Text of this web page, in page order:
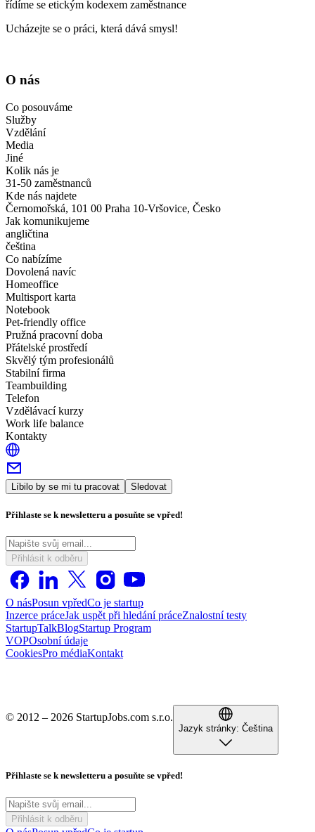
řídíme se etickým kodexem zaměstnance
Ucházejte se o práci, která dává smysl!
O nás
Co posouváme
Služby
Vzdělání
Media
Jiné
Kolik nás je
31-50 zaměstnanců
Kde nás najdete
Černomořská, 101 00 Praha 10-Vršovice, Česko
Jak komunikujeme
angličtina
čeština
Co nabízíme
Dovolená navíc
Homeoffice
Multisport karta
Notebook
Pet-friendly office
Pružná pracovní doba
Přátelské prostředí
Skvělý tým profesionálů
Stabilní firma
Teambuilding
Telefon
Vzdělávací kurzy
Work life balance
Kontakty
Líbilo by se mi tu pracovat Sledovat
Přihlaste se k newsletteru a posuňte se vpřed!
Přihlásit k odběru
O násPosun vpředCo je startup
Inzerce práceJak uspět při hledání práceZnalostní testy
StartupTalkBlogStartup Program
VOPOsobní údaje
CookiesPro médiaKontakt
© 2012 – 2026 StartupJobs.com s.r.o.
Jazyk stránky: Čeština
Přihlaste se k newsletteru a posuňte se vpřed!
Přihlásit k odběru